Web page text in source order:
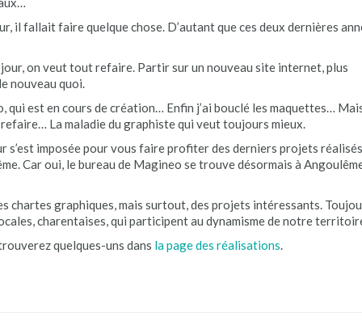
il fallait faire quelque chose. D’autant que ces deux dernières
on veut tout refaire. Partir sur un nouveau site internet, plus
nouveau quoi.
est en cours de création… Enfin j’ai bouclé les maquettes…
La maladie du graphiste qui veut toujours mieux.
s’est imposée pour vous faire profiter des derniers projets
Car oui, le bureau de Magineo se trouve désormais à
chartes graphiques, mais surtout, des projets intéressants.
charentaises, qui participent au dynamisme de notre
quelques-uns dans la page des réalisations.